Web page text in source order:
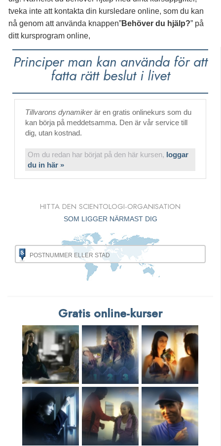
tveka inte att kontakta din kursledare online, som du kan
nå genom att använda knappen”Behöver du hjälp?” på
ditt kursprogram online,
Principer man kan använda för att
fatta rätt beslut i livet
Tillvarons dynamikerär en gratis onlinekurs som du
kan börja på meddetsamma. Den är vår service till
dig, utan kostnad.
Om du redan har börjat på den här kursen, loggar
du in här »
HITTA DEN SCIENTOLOGI-ORGANISATION
SOM LIGGER NÄRMAST DIG
Gratis online-kurser